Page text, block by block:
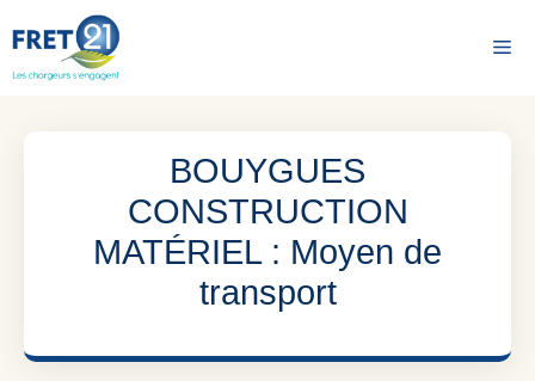
au
contenu
BOUYGUES
CONSTRUCTION
MATÉRIEL : Moyen de
transport